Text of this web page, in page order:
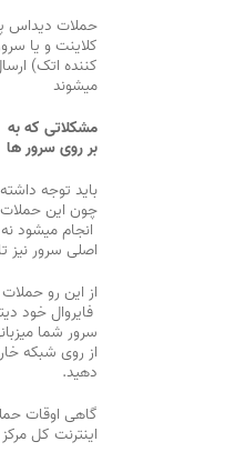
حملات دیداس
کلاینت و یا
کننده اتک)
میشوند
بر روی سرور
باید توجه
چون این
انجام میشود
اصلی سرور نیز
از این رو
فایروال خود
سرور شما
از روی شبکه
دهید.
گاهی اوقات
اینترنت کل